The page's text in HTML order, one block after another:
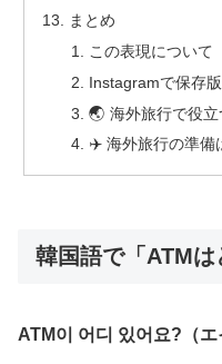
まとめ
この表現について
Instagramで保存
🌏 海外旅行で役立
✈️ 海外旅行の準備
韓国語で「ATMは
ATM이 어디 있어요?（エ